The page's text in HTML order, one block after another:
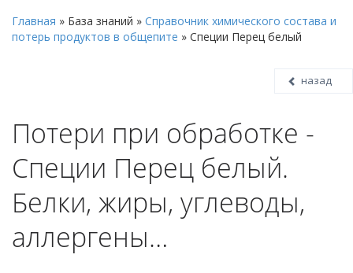
Главная » База знаний » Справочник химического состава и
потерь продуктов в общепите » Специи Перец белый
назад
Потери при обработке -
Специи Перец белый.
Белки, жиры, углеводы,
аллергены…